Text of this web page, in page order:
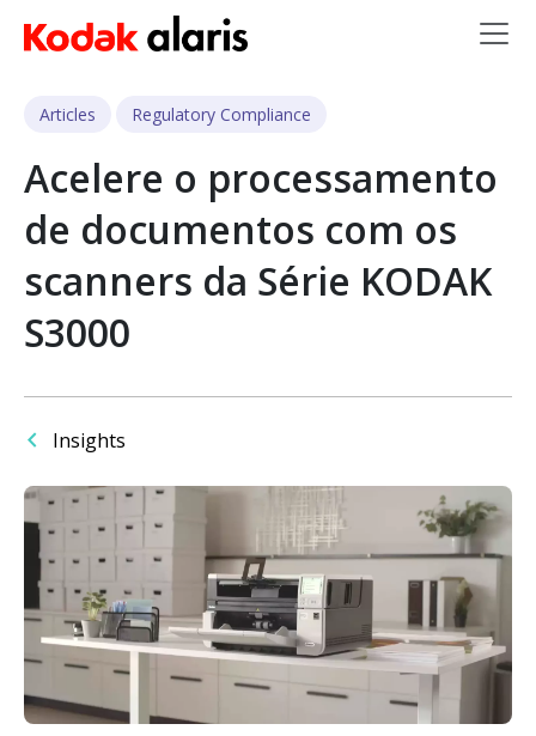
Skip to main content
Articles Regulatory Compliance
Acelere o processamento
de documentos com os
scanners da Série KODAK
S3000
Insights
Imagem